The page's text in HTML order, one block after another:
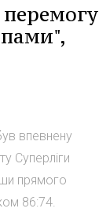
впевнену
Суперліги
прямого
86:74.